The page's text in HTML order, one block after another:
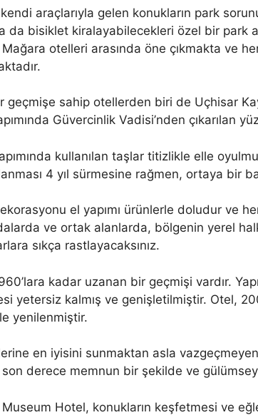
araçlarıyla gelen konukların park
da bisiklet kiralayabilecekleri özel bir park
otelleri arasında öne çıkmakta ve
geçmişe sahip otellerden biri de Uçhisar
Güvercinlik Vadisi’nden çıkarılan
kullanılan taşlar titizlikle elle
4 yıl sürmesine rağmen, ortaya bir
el yapımı ürünlerle doludur ve
ve ortak alanlarda, bölgenin yerel
sıkça rastlayacaksınız.
kadar uzanan bir geçmişi vardır.
yetersiz kalmış ve genişletilmiştir. Otel,
yenilenmiştir.
en iyisini sunmaktan asla
derece memnun bir şekilde ve
Hotel, konukların keşfetmesi ve